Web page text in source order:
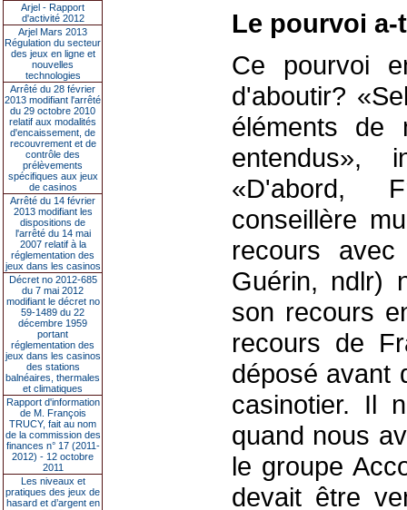
Arjel - Rapport
d'activité 2012
Arjel Mars 2013
Régulation du secteur
des jeux en ligne et
nouvelles
technologies
Arrêté du 28 février
2013 modifiant l'arrêté
du 29 octobre 2010
relatif aux modalités
d'encaissement, de
recouvrement et de
contrôle des
prélèvements
spécifiques aux jeux
de casinos
Arrêté du 14 février
2013 modifiant les
dispositions de
l'arrêté du 14 mai
2007 relatif à la
réglementation des
jeux dans les casinos
Décret no 2012-685
du 7 mai 2012
modifiant le décret no
59-1489 du 22
décembre 1959
portant
réglementation des
jeux dans les casinos
des stations
balnéaires, thermales
et climatiques
Rapport d'information
de M. François
TRUCY, fait au nom
de la commission des
finances n° 17 (2011-
2012) - 12 octobre
2011
Les niveaux et
pratiques des jeux de
hasard et d’argent en
Le pourvoi
Ce pourvoi
d'aboutir?
éléments de
entendus»,
«D'abord,
conseillère
recours
Guérin, ndlr)
son recours
recours de
déposé avant
casinotier. Il
quand nous
le groupe
devait être